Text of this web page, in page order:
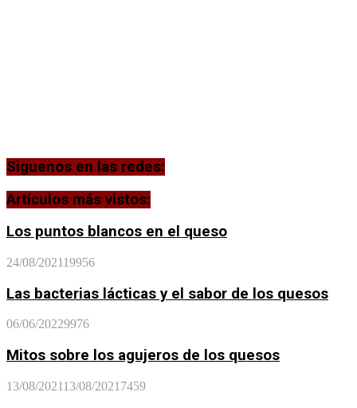
Siguenos en las redes:
Artículos más vistos:
Los puntos blancos en el queso
24/08/202119956
Las bacterias lácticas y el sabor de los quesos
06/06/20229976
Mitos sobre los agujeros de los quesos
13/08/202113/08/2021 7459